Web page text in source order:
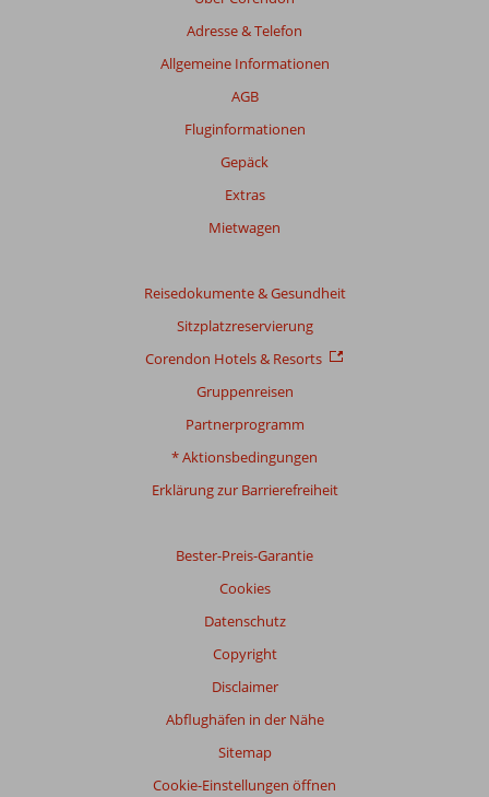
Adresse & Telefon
Allgemeine Informationen
AGB
Fluginformationen
Gepäck
Extras
Mietwagen
Reisedokumente & Gesundheit
Sitzplatzreservierung
Corendon Hotels & Resorts
Gruppenreisen
Partnerprogramm
* Aktionsbedingungen
Erklärung zur Barrierefreiheit
Bester-Preis-Garantie
Cookies
Datenschutz
Copyright
Disclaimer
Abflughäfen in der Nähe
Sitemap
Cookie-Einstellungen öffnen